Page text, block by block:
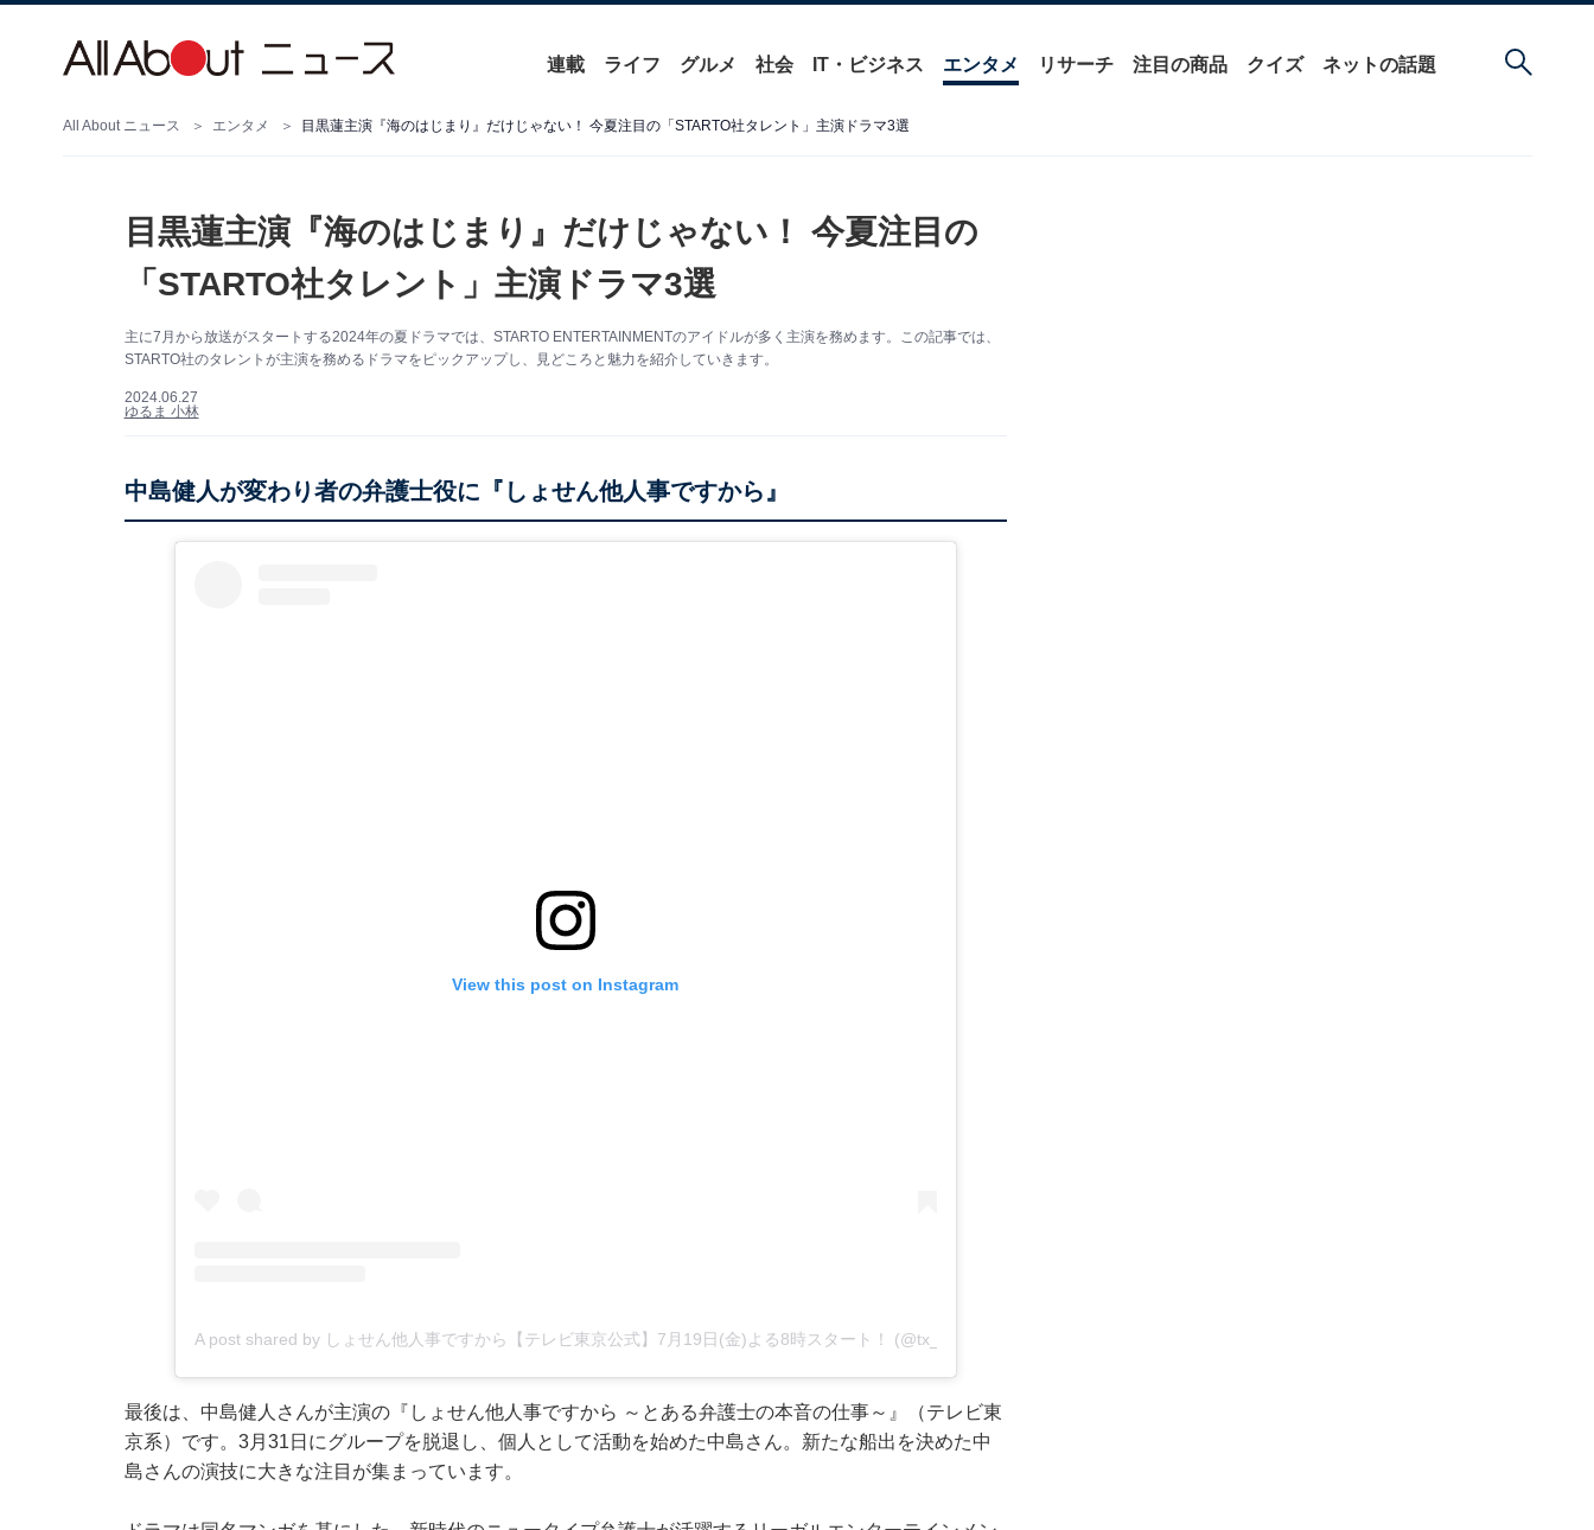
連載 ライフ グルメ 社会 IT・ビジネス エンタメ リサーチ 注目の商品 クイズ ネットの話題
All About ニュース エンタメ 目黒蓮主演『海のはじまり』だけじゃない！ 今夏注目の「STARTO社タレント」主演ドラマ3選
目黒蓮主演『海のはじまり』だけじゃない！ 今夏注目の
「STARTO社タレント」主演ドラマ3選
主に7月から放送がスタートする2024年の夏ドラマでは、STARTO ENTERTAINMENTのアイドルが多く主演を務めます。この記事では、
STARTO社のタレントが主演を務めるドラマをピックアップし、見どころと魅力を紹介していきます。
2024.06.27
ゆるま 小林
中島健人が変わり者の弁護士役に『しょせん他人事ですから』
View this post on Instagram
A post shared by しょせん他人事ですから【テレビ東京公式】7月19日(金)よる8時スタート！ (@tx_dorama8)
最後は、中島健人さんが主演の『しょせん他人事ですから ～とある弁護士の本音の仕事～』（テレビ東
京系）です。3月31日にグループを脱退し、個人として活動を始めた中島さん。新たな船出を決めた中
島さんの演技に大きな注目が集まっています。